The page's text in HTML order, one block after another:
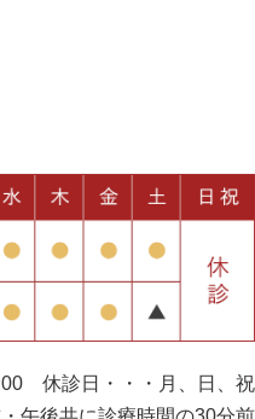
休診日・・・月、日、祝